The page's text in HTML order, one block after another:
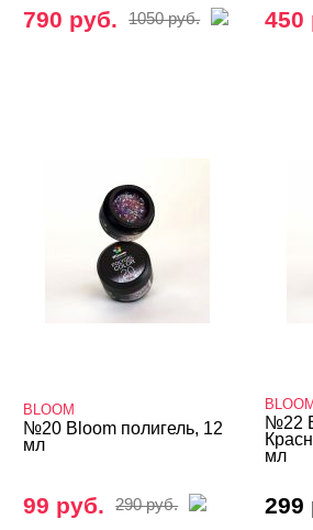
VENZEL
Камуфлирующие гели
Конструирующие гели
Однофазные гели
Цветные гели - Gel Color
Гели 3D и 4D
Типсы, формы, клей
790 руб. 1050 руб. 450
BLOOM
№20 Bloom полигель, 12
мл
99 руб. 290 руб.
BLOOM
№22
мл
299